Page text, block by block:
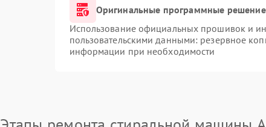
Оригинальные программные
Использование официальных прошивок и
пользовательскими данными: резервное
информации при необходимости